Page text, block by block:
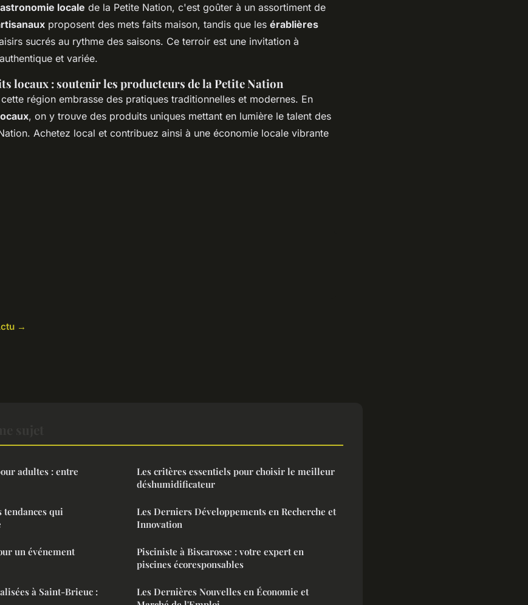
locale de la Petite Nation, c'est goûter à un assortiment de
proposent des mets faits maison, tandis que les érablières
sucrés au rythme des saisons. Ce terroir est une invitation à
et variée.
locaux : soutenir les producteurs de la Petite Nation
région embrasse des pratiques traditionnelles et modernes. En
, on y trouve des produits uniques mettant en lumière le talent des
Achetez local et contribuez ainsi à une économie locale vibrante
→
adultes : entre
tendances qui
un événement
à Saint-Brieuc :
Les critères essentiels pour choisir le meilleur
déshumidificateur
Les Derniers Développements en Recherche et
Innovation
Pisciniste à Biscarosse : votre expert en
piscines écoresponsables
Les Dernières Nouvelles en Économie et